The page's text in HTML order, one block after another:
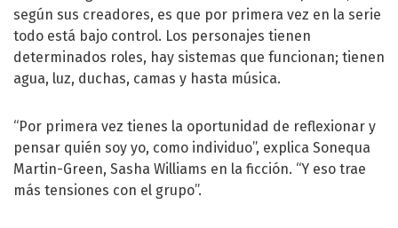
según sus creadores, es que por primera vez en la serie
todo está bajo control. Los personajes tienen
determinados roles, hay sistemas que funcionan; tienen
agua, luz, duchas, camas y hasta música.
“Por primera vez tienes la oportunidad de reflexionar y
pensar quién soy yo, como individuo”, explica Sonequa
Martin-Green, Sasha Williams en la ficción. “Y eso trae
más tensiones con el grupo”.